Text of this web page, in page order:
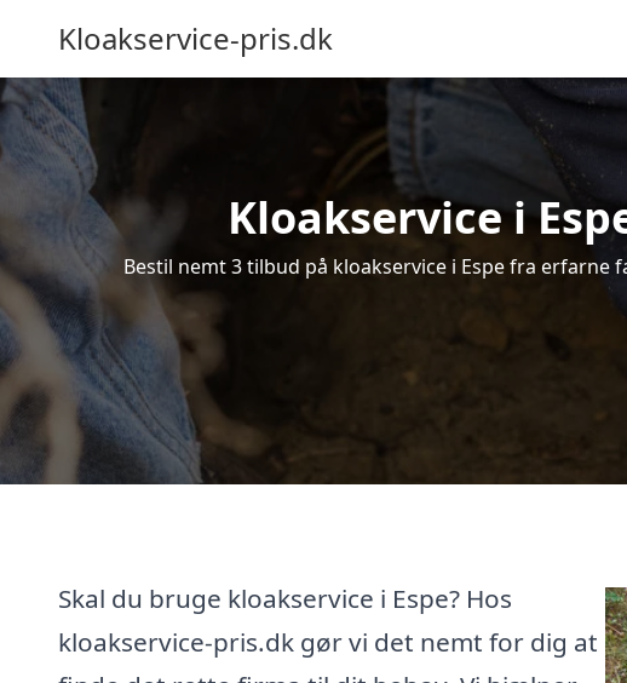
Kloakservice-pris.dk
Kloakservice i
Bestil nemt 3 tilbud på kloakservice i Espe fra
Skal du bruge kloakservice i Espe? Hos
kloakservice-pris.dk gør vi det nemt for dig at